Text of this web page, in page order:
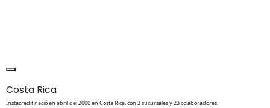
Costa Rica
Instacredit nació en abril del 2000 en Costa Rica, con 3 sucursales y 23 colaboradores.